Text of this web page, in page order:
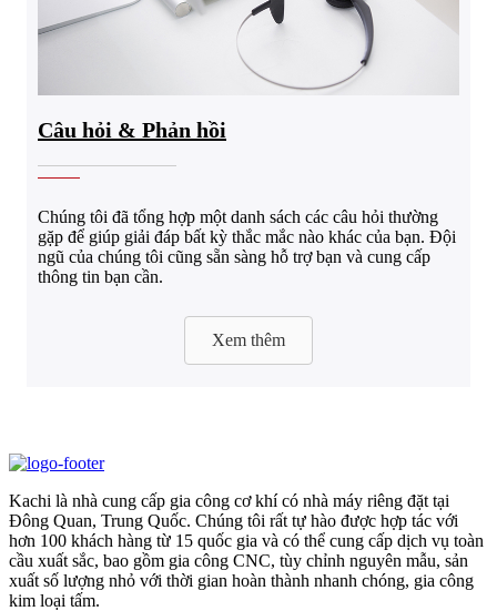
Câu hỏi & Phản hồi
Chúng tôi đã tổng hợp một danh sách các câu hỏi thường
gặp để giúp giải đáp bất kỳ thắc mắc nào khác của bạn. Đội
ngũ của chúng tôi cũng sẵn sàng hỗ trợ bạn và cung cấp
thông tin bạn cần.
Xem thêm
Kachi là nhà cung cấp gia công cơ khí có nhà máy riêng đặt tại
Đông Quan, Trung Quốc. Chúng tôi rất tự hào được hợp tác với
hơn 100 khách hàng từ 15 quốc gia và có thể cung cấp dịch vụ toàn
cầu xuất sắc, bao gồm gia công CNC, tùy chỉnh nguyên mẫu, sản
xuất số lượng nhỏ với thời gian hoàn thành nhanh chóng, gia công
kim loại tấm.